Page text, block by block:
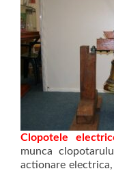
Clopotele
munca
actionare